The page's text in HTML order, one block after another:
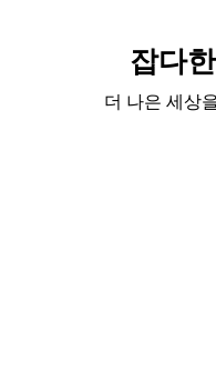
잡다
더 나은 세상